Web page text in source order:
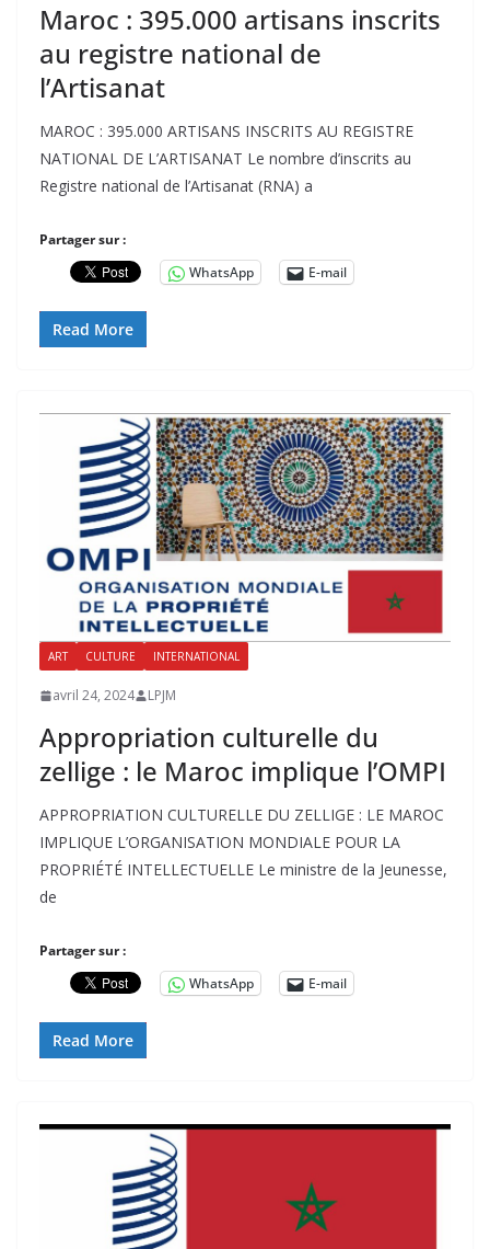
Maroc : 395.000 artisans inscrits
au registre national de
l’Artisanat
MAROC : 395.000 ARTISANS INSCRITS AU REGISTRE
NATIONAL DE L’ARTISANAT Le nombre d’inscrits au
Registre national de l’Artisanat (RNA) a
Partager sur :
WhatsApp
E-mail
Read More
ART CULTURE INTERNATIONAL
avril 24, 2024 LPJM
Appropriation culturelle du
zellige : le Maroc implique l’OMPI
APPROPRIATION CULTURELLE DU ZELLIGE : LE MAROC
IMPLIQUE L’ORGANISATION MONDIALE POUR LA
PROPRIÉTÉ INTELLECTUELLE Le ministre de la Jeunesse,
de
Partager sur :
WhatsApp
E-mail
Read More